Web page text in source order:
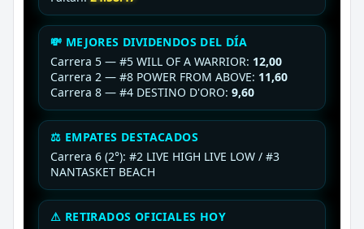
💸 MEJORES DIVIDENDOS DEL DÍA
Carrera 5 — #5 WILL OF A WARRIOR: 12,00
Carrera 2 — #8 POWER FROM ABOVE: 11,60
Carrera 8 — #4 DESTINO D'ORO: 9,60
⚖ EMPATES DESTACADOS
Carrera 6 (2°): #2 LIVE HIGH LIVE LOW / #3
NANTASKET BEACH
⚠ RETIRADOS OFICIALES HOY